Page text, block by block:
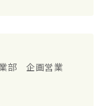
部 企画営業